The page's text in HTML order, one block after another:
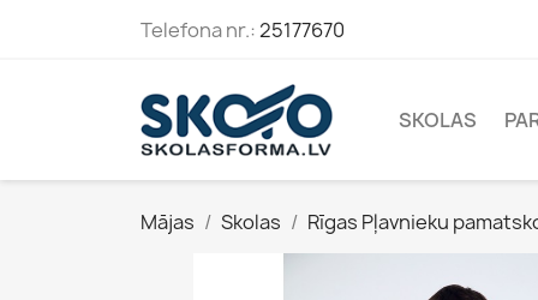
Telefona nr.:25177670
SKOLAS
Mājas Skolas Rīgas Pļavnieku